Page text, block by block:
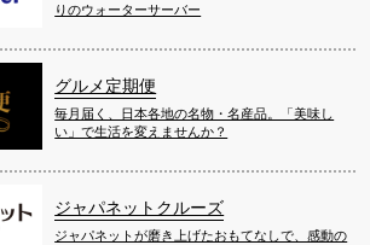
りのウォーターサーバー
グルメ定期便
毎月届く、日本各地の名物・名産品。「美味し
い」で生活を変えませんか？
ジャパネットクルーズ
ジャパネットが磨き上げたおもてなしで、感動の